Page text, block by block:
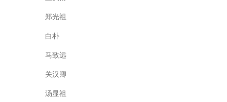
郑光祖
白朴
马致远
关汉卿
汤显祖